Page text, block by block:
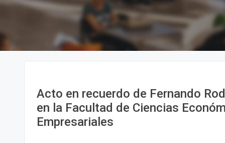
Acto en recuerdo de Fernando
en la Facultad de Ciencias
Empresariales